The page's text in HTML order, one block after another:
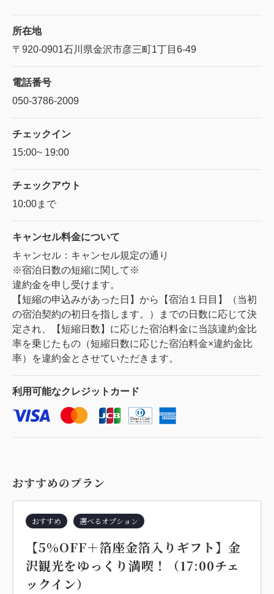
所在地
〒920-0901石川県金沢市彦三町1丁目6-49
電話番号
050-3786-2009
チェックイン
15:00~ 19:00
チェックアウト
10:00まで
キャンセル料金について
キャンセル：キャンセル規定の通り
※宿泊日数の短縮に関して※
違約金を申し受けます。
【短縮の申込みがあった日】から【宿泊１日目】（当初
の宿泊契約の初日を指します。）までの日数に応じて決
定され、【短縮日数】に応じた宿泊料金に当該違約金比
率を乗じたもの（短縮日数に応じた宿泊料金×違約金比
率）を違約金とさせていただきます。
利用可能なクレジットカード
おすすめのプラン
おすすめ 選べるオプション
【5%OFF＋箔座金箔入りギフト】金
沢観光をゆっくり満喫！（17:00チェ
ックイン）